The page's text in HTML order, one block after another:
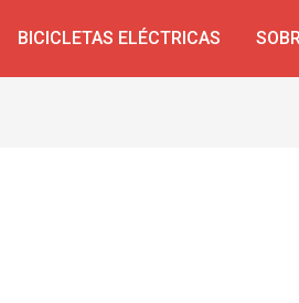
BICICLETAS ELÉCTRICAS